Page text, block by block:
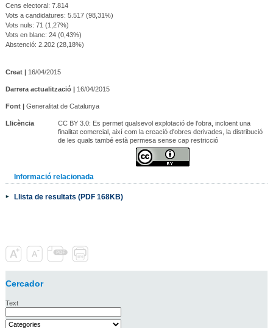
Cens electoral: 7.814
Vots a candidatures: 5.517 (98,31%)
Vots nuls: 71 (1,27%)
Vots en blanc: 24 (0,43%)
Abstenció: 2.202 (28,18%)
Creat |16/04/2015
Darrera actualització |16/04/2015
Font |Generalitat de Catalunya
Llicència
CC BY 3.0: Es permet qualsevol explotació de l'obra, incloent una
finalitat comercial, així com la creació d'obres derivades, la distribució
de les quals també està permesa sense cap restricció
Informació relacionada
Llista de resultats (PDF 168KB)
Cercador
Text